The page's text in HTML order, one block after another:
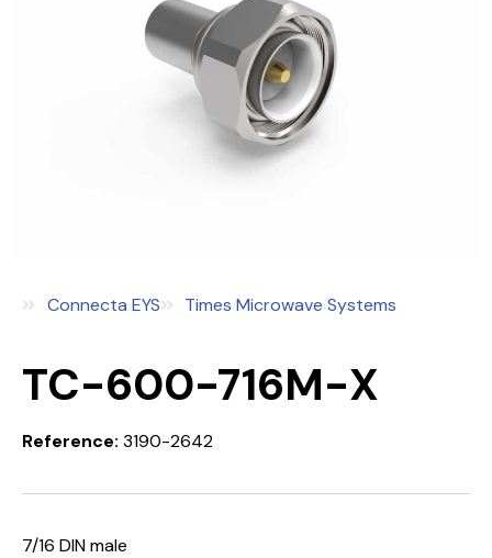
Connecta EYS Times Microwave Systems
TC-600-716M-X
Reference: 3190-2642
7/16 DIN male